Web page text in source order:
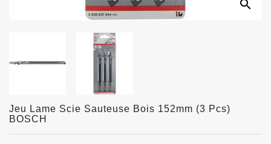
search
Jeu Lame Scie Sauteuse Bois 152mm (3 Pcs)
BOSCH